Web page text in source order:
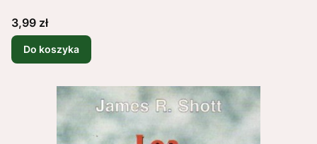
Cena
3,99 zł
Do koszyka